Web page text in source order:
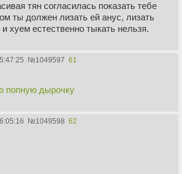
тян согласилась показать тебе
ты должен лизать ей анус, лизать
хуем естественно тыкать нельзя.
№1049597 61
попную дырочку
№1049598 62